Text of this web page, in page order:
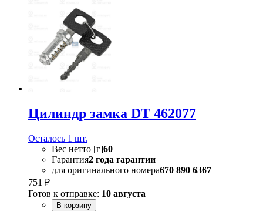
Цилиндр замка DT 462077
Осталось 1 шт.
Вес нетто [г]60
Гарантия2 года гарантии
для оригинального номера670 890 6367
751 ₽
Готов к отправке: 10 августа
В корзину